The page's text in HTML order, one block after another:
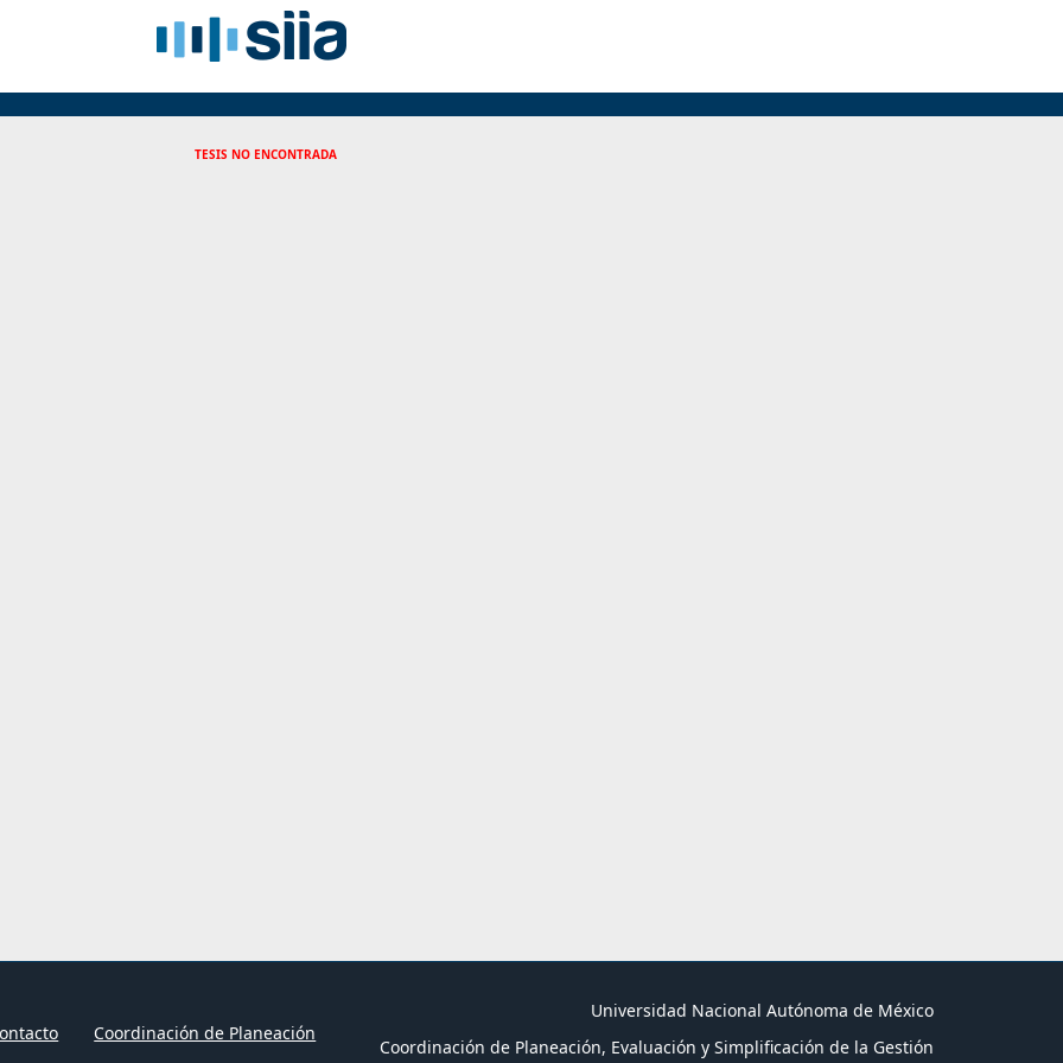
TESIS NO ENCONTRADA
Coordinación de Planeación
Universidad Nacional Autónoma de México
Coordinación de Planeación, Evaluación y Simplificación de la Gestión